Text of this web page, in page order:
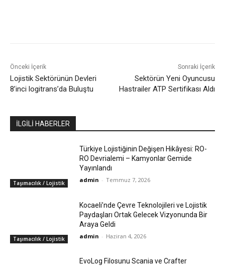
Önceki İçerik
Lojistik Sektörünün Devleri
8’inci logitrans’da Buluştu
Sonraki İçerik
Sektörün Yeni Oyuncusu
Hastrailer ATP Sertifikası Aldı
İLGİLİ HABERLER
Taşımacılık / Lojistik
Türkiye Lojistiğinin Değişen Hikâyesi: RO-
RO Devrialemi – Kamyonlar Gemide
Yayınlandı
admin - Temmuz 7, 2026
Taşımacılık / Lojistik
Kocaeli’nde Çevre Teknolojileri ve Lojistik
Paydaşları Ortak Gelecek Vizyonunda Bir
Araya Geldi
admin - Haziran 4, 2026
EvoLog Filosunu Scania ve Crafter